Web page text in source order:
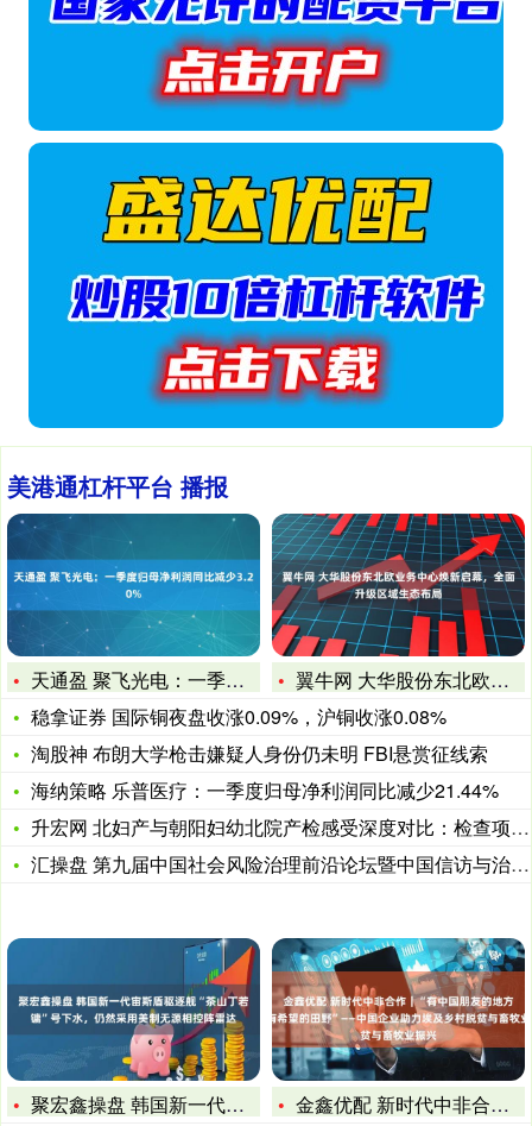
美港通杠杆平台 播报
天通盈 聚飞光电：一季度归母净利润同比减少3.20%
翼牛网 大华股份东北欧业务中心焕新启幕，全面升级区域生态布局
稳拿证券 国际铜夜盘收涨0.09%，沪铜收涨0.08%
淘股神 布朗大学枪击嫌疑人身份仍未明 FBI悬赏征线索
海纳策略 乐普医疗：一季度归母净利润同比减少21.44%
升宏网 北妇产与朝阳妇幼北院产检感受深度对比：检查项目、沟通
汇操盘 第九届中国社会风险治理前沿论坛暨中国信访与治理前沿论
聚宏鑫操盘 韩国新一代宙斯盾驱逐舰“茶山丁若镛”号下水，仍然
金鑫优配 新时代中非合作｜“有中国朋友的地方，就有希望的田野